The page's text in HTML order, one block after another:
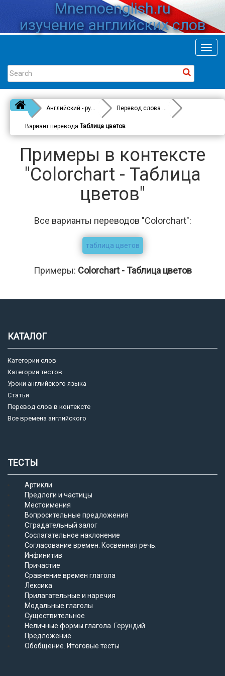
Mnemoenglish.ru
изучение английских слов
Английский - русский Перевод слова
Colorchart
Вариант перевода Таблица цветов
Примеры в контексте
"Colorchart - Таблица
цветов"
Все варианты переводов "Colorchart":
таблица цветов
Примеры: Colorchart - Таблица цветов
КАТАЛОГ
Категории слов
Категории тестов
Уроки английского языка
Статьи
Перевод слов в контексте
Все времена английского
ТЕСТЫ
Артикли
Предлоги и частицы
Местоимения
Вопросительные предложения
Страдательный залог
Сослагательное наклонение
Согласование времен. Косвенная речь.
Инфинитив
Причастие
Сравнение времен глагола
Лексика
Прилагательные и наречия
Модальные глаголы
Существительное
Неличные формы глагола. Герундий
Предложение
Обобщение. Итоговые тесты